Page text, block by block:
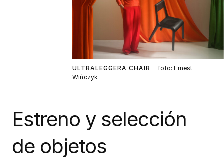
ULTRALEGGERA CHAIR
foto: Ernest
Wińczyk
Estreno y selección
de objetos